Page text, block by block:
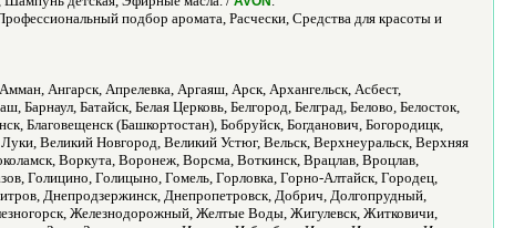
подбор аромата, Расчески, Средства для красоты и
Ангарск, Апрелевка, Аргаяш, Арск, Архангельск, Асбест,
Батайск, Белая Церковь, Белгород, Белград, Белово, Белосток,
Благовещенск (Башкортостан), Бобруйск, Богданович, Богородицк,
Великий Новгород, Великий Устюг, Вельск, Верхнеуральск, Верхняя
Воркута, Воронеж, Ворсма, Воткинск, Врацлав, Вроцлав,
Голицино, Голицыно, Гомель, Горловка, Горно-Алтайск, Городец,
Днепродзержинск, Днепропетровск, Добрич, Долгопрудный,
Железнодорожный, Желтые Воды, Жигулевск, Житковичи,